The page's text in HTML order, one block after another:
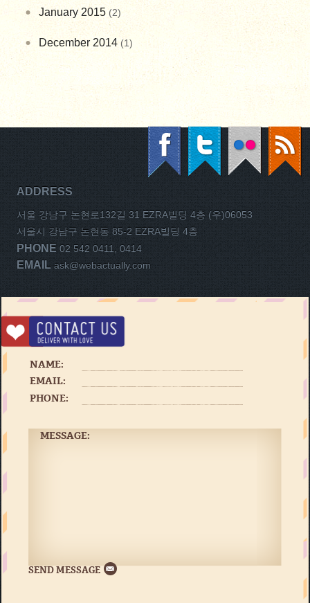
January 2015(2)
December 2014(1)
ADDRESS
서울 강남구 논현로132길 31 EZRA빌딩 4층 (우)06053
서울시 강남구 논현동 85-2 EZRA빌딩 4층
PHONE 02 542 0411, 0414
EMAIL ask@webactually.com
NAME:
EMAIL:
PHONE:
MESSAGE: